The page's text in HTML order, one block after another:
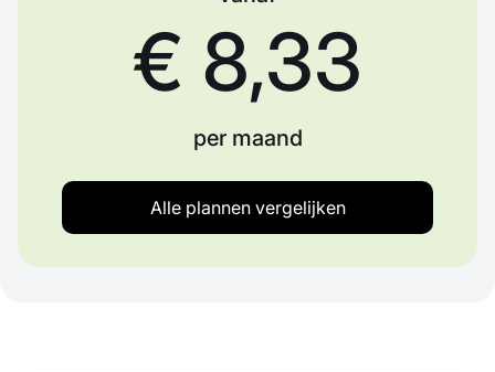
€ 8,33
per maand
Alle plannen vergelijken